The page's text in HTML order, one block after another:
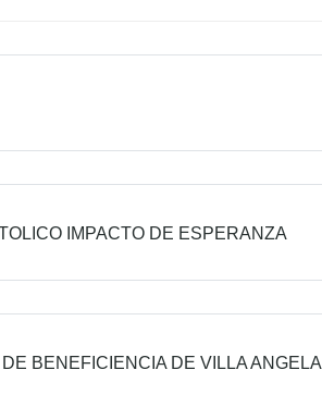
IMPACTO DE ESPERANZA
BENEFICIENCIA DE VILLA ANGELA